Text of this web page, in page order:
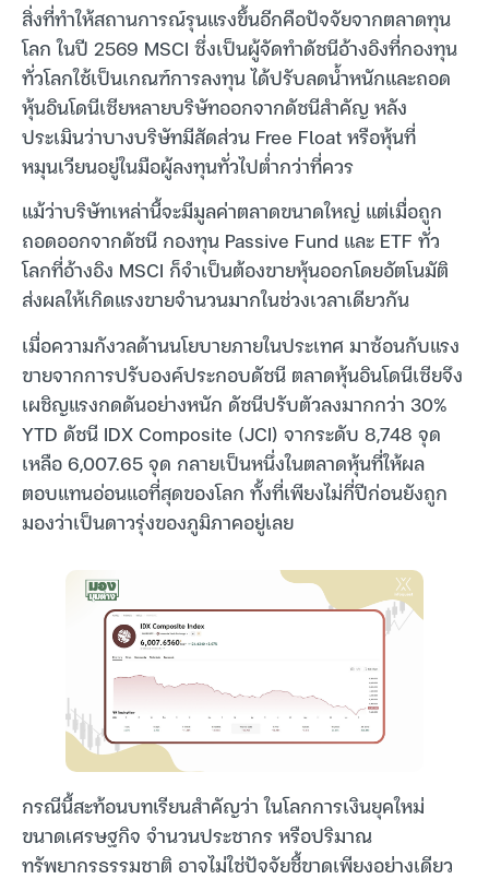
สิ่งที่ทำให้สถานการณ์รุนแรงขึ้นอีกคือปัจจัยจากตลาดทุน
โลก ในปี 2569 MSCI ซึ่งเป็นผู้จัดทำดัชนีอ้างอิงที่กองทุน
ทั่วโลกใช้เป็นเกณฑ์การลงทุน ได้ปรับลดน้ำหนักและถอด
หุ้นอินโดนีเซียหลายบริษัทออกจากดัชนีสำคัญ หลัง
ประเมินว่าบางบริษัทมีสัดส่วน Free Float หรือหุ้นที่
หมุนเวียนอยู่ในมือผู้ลงทุนทั่วไปต่ำกว่าที่ควร
แม้ว่าบริษัทเหล่านี้จะมีมูลค่าตลาดขนาดใหญ่ แต่เมื่อถูก
ถอดออกจากดัชนี กองทุน Passive Fund และ ETF ทั่ว
โลกที่อ้างอิง MSCI ก็จำเป็นต้องขายหุ้นออกโดยอัตโนมัติ
ส่งผลให้เกิดแรงขายจำนวนมากในช่วงเวลาเดียวกัน
เมื่อความกังวลด้านนโยบายภายในประเทศ มาซ้อนกับแรง
ขายจากการปรับองค์ประกอบดัชนี ตลาดหุ้นอินโดนีเซียจึง
เผชิญแรงกดดันอย่างหนัก ดัชนีปรับตัวลงมากกว่า 30%
YTD ดัชนี IDX Composite (JCI) จากระดับ 8,748 จุด
เหลือ 6,007.65 จุด กลายเป็นหนึ่งในตลาดหุ้นที่ให้ผล
ตอบแทนอ่อนแอที่สุดของโลก ทั้งที่เพียงไม่กี่ปีก่อนยังถูก
มองว่าเป็นดาวรุ่งของภูมิภาคอยู่เลย
กรณีนี้สะท้อนบทเรียนสำคัญว่า ในโลกการเงินยุคใหม่
ขนาดเศรษฐกิจ จำนวนประชากร หรือปริมาณ
ทรัพยากรธรรมชาติ อาจไม่ใช่ปัจจัยชี้ขาดเพียงอย่างเดียว